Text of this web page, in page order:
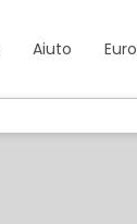
Aiuto Euro